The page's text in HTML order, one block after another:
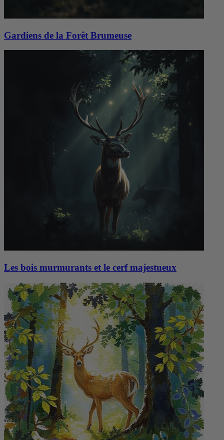
Gardiens de la Forêt Brumeuse
Les bois murmurants et le cerf majestueux